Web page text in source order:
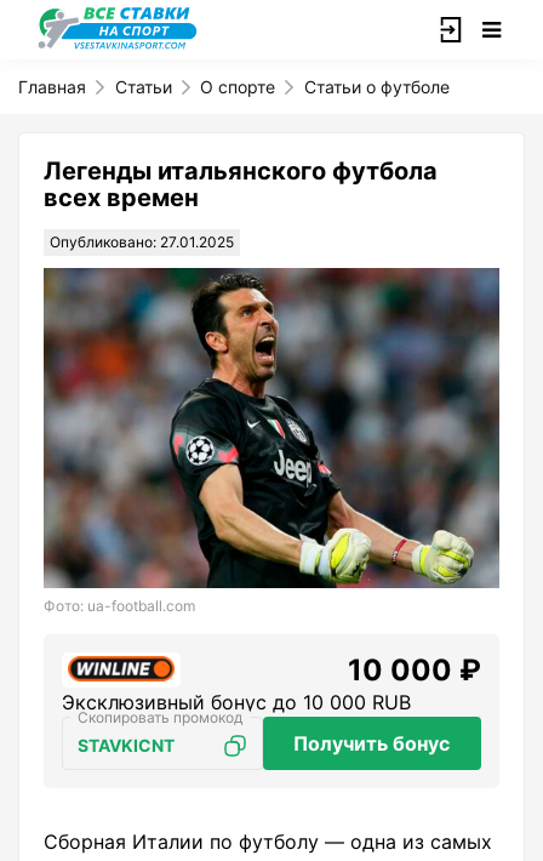
Главная Статьи О спорте Статьи о футболе
Легенды итальянского футбола
всех времен
Опубликовано: 27.01.2025
Фото: ua-football.com
10 000 ₽
Эксклюзивный бонус до 10 000 RUB
STAVKICNT Получить бонус
Сборная Италии по футболу — одна из самых